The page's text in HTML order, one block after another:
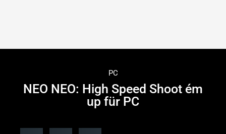
PC
NEO NEO: High Speed Shoot ém
up für PC